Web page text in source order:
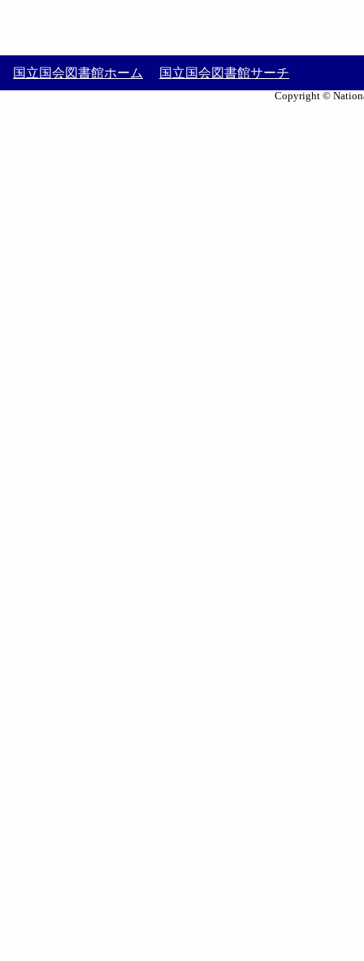
国立国会図書館ホーム 国立国会図書館サーチ
Copyright ©